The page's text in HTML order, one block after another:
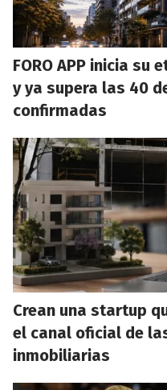
FORO APP inicia su
y ya supera las 40
confirmadas
Crean una startup
el canal oficial de
inmobiliarias